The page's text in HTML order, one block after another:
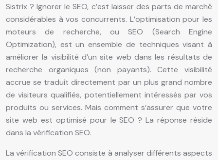
Sistrix ? Ignorer le SEO, c’est laisser des parts de marché
considérables à vos concurrents. L’optimisation pour les
moteurs de recherche, ou SEO (Search Engine
Optimization), est un ensemble de techniques visant à
améliorer la visibilité d’un site web dans les résultats de
recherche organiques (non payants). Cette visibilité
accrue se traduit directement par un plus grand nombre
de visiteurs qualifiés, potentiellement intéressés par vos
produits ou services. Mais comment s’assurer que votre
site web est optimisé pour le SEO ? La réponse réside
dans la vérification SEO.
La vérification SEO consiste à analyser différents aspects